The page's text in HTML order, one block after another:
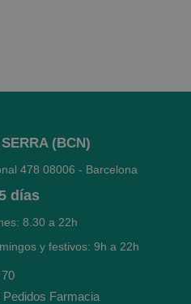
(BCN)
478 08006 - Barcelona
días
8.30 a 22h
y festivos: 9h a 22h
Farmacia